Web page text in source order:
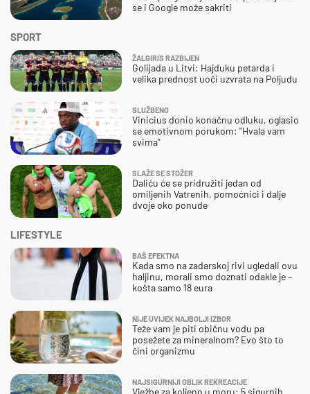
SPORT
ŽALGIRIS RAZBIJEN
Golijada u Litvi: Hajduku petarda i
velika prednost uoči uzvrata na Poljudu
SLUŽBENO
Vinicius donio konačnu odluku, oglasio
se emotivnom porukom: "Hvala vam
svima"
SLAŽE SE STOŽER
Daliću će se pridružiti jedan od
omiljenih Vatrenih, pomoćnici i dalje
dvoje oko ponude
se i Google može sakriti
LIFESTYLE
BAŠ EFEKTNA
Kada smo na zadarskoj rivi ugledali ovu
haljinu, morali smo doznati odakle je –
košta samo 18 eura
NIJE UVIJEK NAJBOLJI IZBOR
Teže vam je piti običnu vodu pa
posežete za mineralnom? Evo što to
čini organizmu
NAJSIGURNIJI OBLIK REKREACIJE
Vježbe za koljeno u moru: 5 sigurnih